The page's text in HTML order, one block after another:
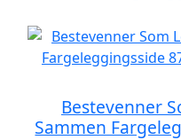
Bestevenner
Sammen